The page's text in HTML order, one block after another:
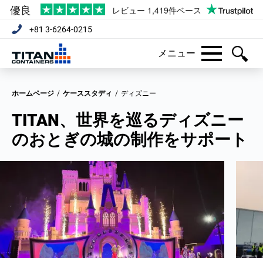
+81 3-6264-0215
メニュー
ホームページ / ケーススタディ / ディズニー
TITAN、世界を巡るディズニー
のおとぎの城の制作をサポート